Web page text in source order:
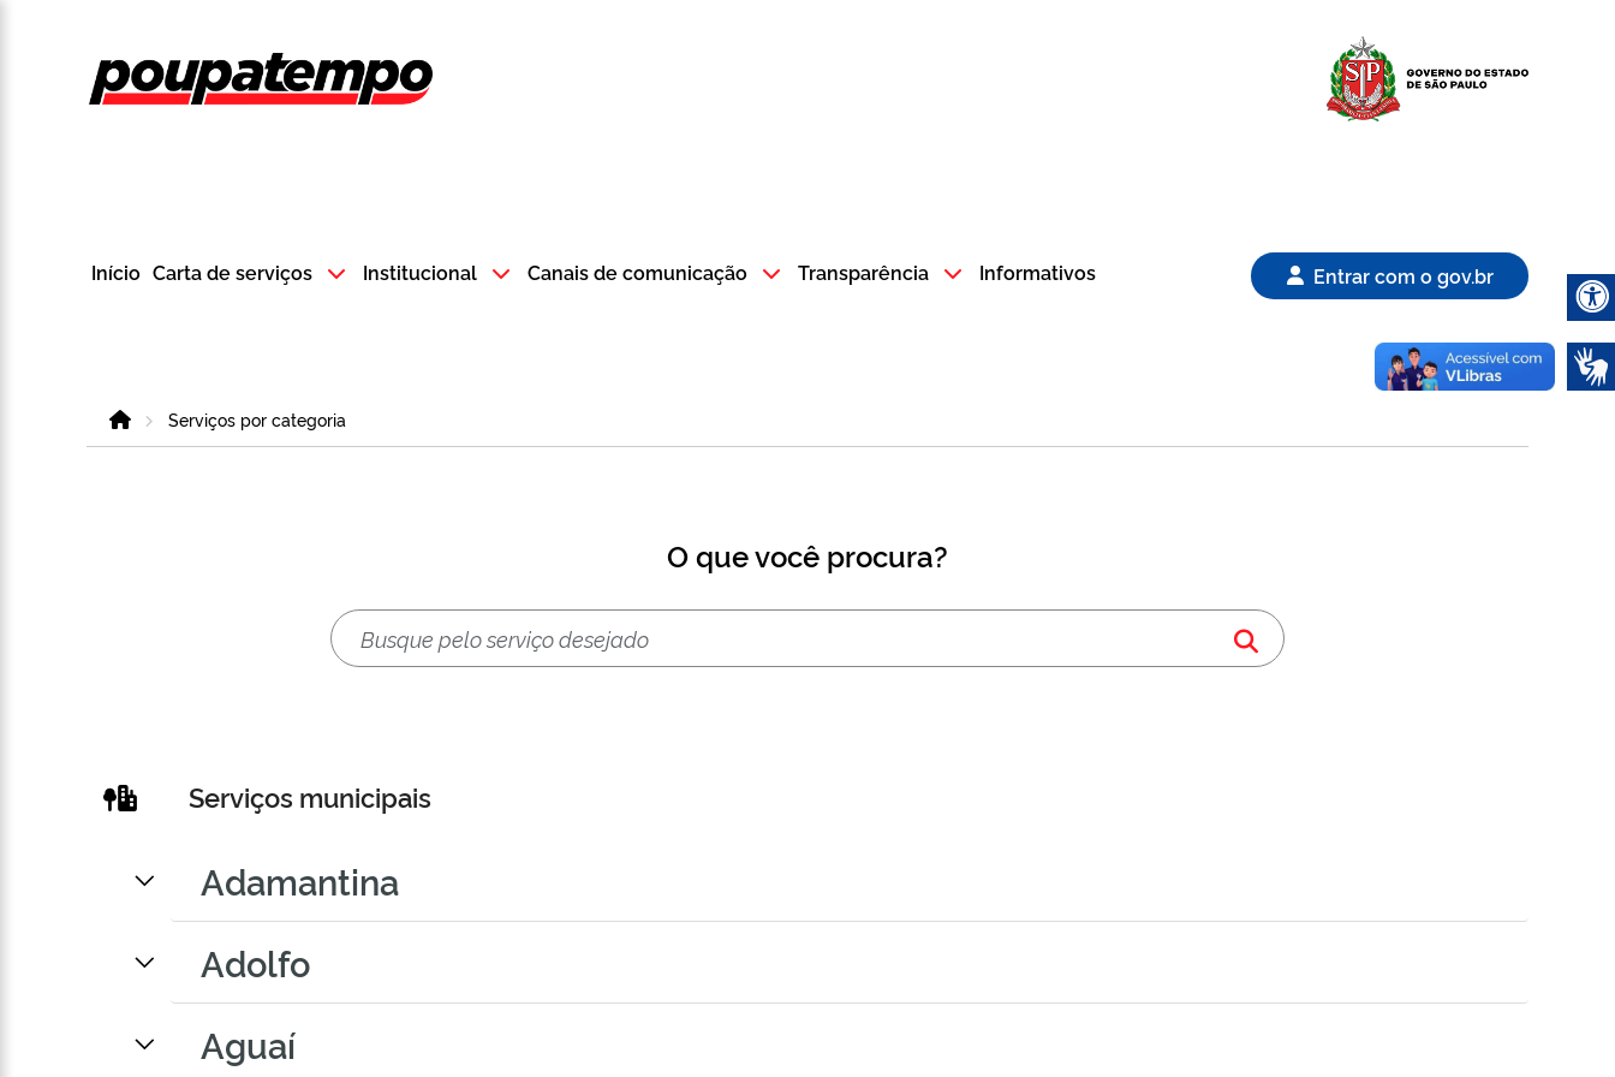
Logo do Poupatempo SP GOV BR direciona para a página inicial
Início Carta de serviços Institucional Canais de comunicação Transparência Informativos Entrar com o gov.br
HomeServiços por categoria
O que você procura?
Serviços municipais
Adamantina
Adolfo
Aguaí